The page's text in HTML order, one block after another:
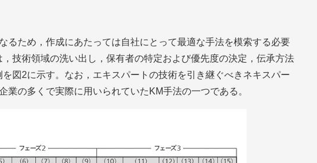
るため，作成にあたっては自社にとって最適な手法を模索する必要
技術領域の洗い出し，保有者の特定および優先度の決定，伝承方法
を図2に示す。なお，エキスパートの技術を引き継ぐべきネキスパー
の多くで実際に用いられていたKM手法の一つである。